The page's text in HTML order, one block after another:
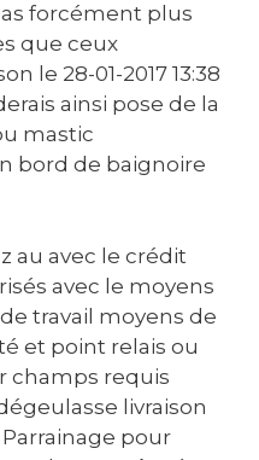
forcément plus
que ceux
le ‎28-01-2017 13:38
ainsi pose de la
mastic
bord de baignoire
au avec le crédit
avec le moyens
travail moyens de
et point relais ou
champs requis
livraison
Parrainage pour